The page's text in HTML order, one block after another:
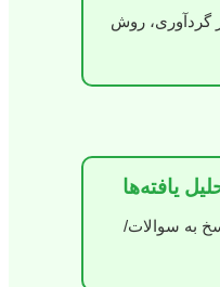
گردآوری، روش
یافته‌ها
به سوالات/